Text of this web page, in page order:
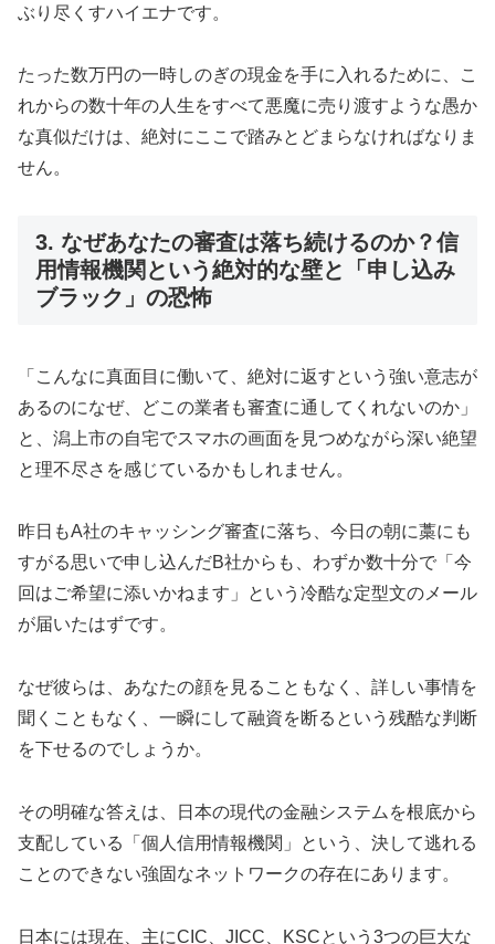
ぶり尽くすハイエナです。
たった数万円の一時しのぎの現金を手に入れるために、こ
れからの数十年の人生をすべて悪魔に売り渡すような愚か
な真似だけは、絶対にここで踏みとどまらなければなりま
せん。
3. なぜあなたの審査は落ち続けるのか？信
用情報機関という絶対的な壁と「申し込み
ブラック」の恐怖
「こんなに真面目に働いて、絶対に返すという強い意志が
あるのになぜ、どこの業者も審査に通してくれないのか」
と、潟上市の自宅でスマホの画面を見つめながら深い絶望
と理不尽さを感じているかもしれません。
昨日もA社のキャッシング審査に落ち、今日の朝に藁にも
すがる思いで申し込んだB社からも、わずか数十分で「今
回はご希望に添いかねます」という冷酷な定型文のメール
が届いたはずです。
なぜ彼らは、あなたの顔を見ることもなく、詳しい事情を
聞くこともなく、一瞬にして融資を断るという残酷な判断
を下せるのでしょうか。
その明確な答えは、日本の現代の金融システムを根底から
支配している「個人信用情報機関」という、決して逃れる
ことのできない強固なネットワークの存在にあります。
日本には現在、主にCIC、JICC、KSCという3つの巨大な